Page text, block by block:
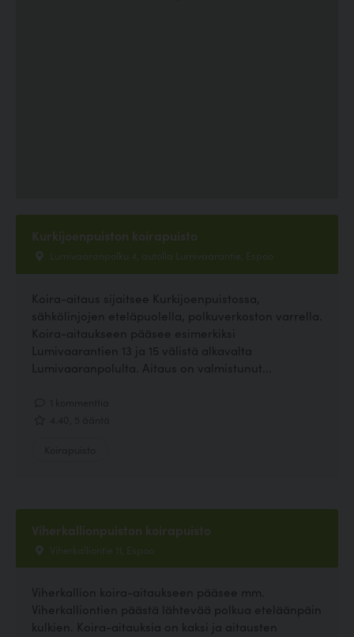
Kurkijoenpuiston koirapuisto
Lumivaaranpolku 4, autolla Lumivaarantie, Espoo
Koira-aitaus sijaitsee Kurkijoenpuistossa,
sähkölinjojen eteläpuolella, polkuverkoston varrella.
Koira-aitaukseen pääsee esimerkiksi
Lumivaarantien 13 ja 15 välistä alkavalta
Lumivaaranpolulta. Aitaus on valmistunut...
Viherkallionpuiston koirapuisto
Viherkalliontie 11, Espoo
Viherkallion koira-aitaukseen pääsee mm.
Viherkalliontien päästä lähtevää polkua eteläänpäin
kulkien. Koira-aitauksia on kaksi ja aitausten